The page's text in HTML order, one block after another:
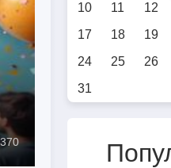
370
10
11 12
17
18 19
24
25 26
31